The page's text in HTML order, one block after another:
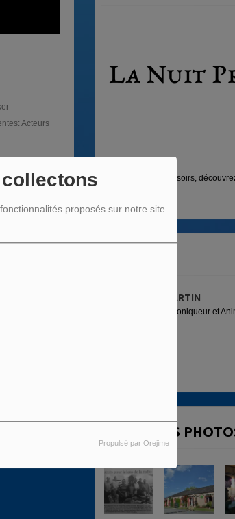
proposés sur notre site
Propulsé par Orejime
Acteurs
Tous les Vendredis soirs, découvrez
MARTIN
Chroniqueur et
DERNIÈRES